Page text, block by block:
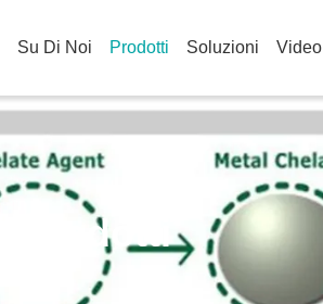
Su Di Noi Prodotti Soluzioni Video
Prodotti